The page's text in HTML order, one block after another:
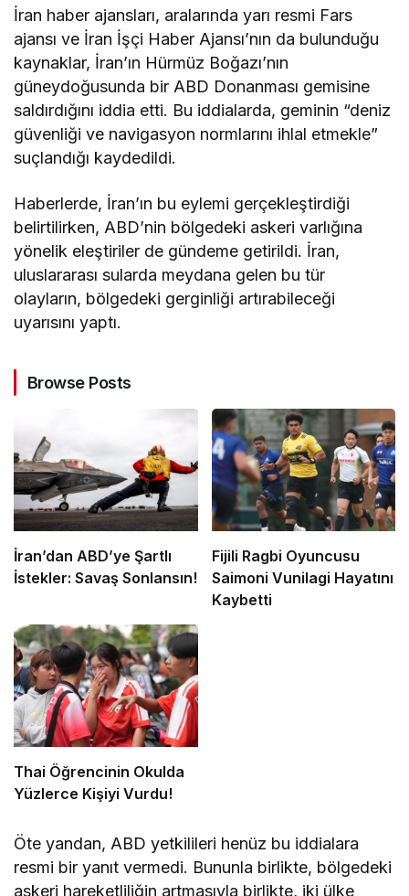
İran haber ajansları, aralarında yarı resmi Fars
ajansı ve İran İşçi Haber Ajansı’nın da bulunduğu
kaynaklar, İran’ın Hürmüz Boğazı’nın
güneydoğusunda bir ABD Donanması gemisine
saldırdığını iddia etti. Bu iddialarda, geminin “deniz
güvenliği ve navigasyon normlarını ihlal etmekle”
suçlandığı kaydedildi.
Haberlerde, İran’ın bu eylemi gerçekleştirdiği
belirtilirken, ABD’nin bölgedeki askeri varlığına
yönelik eleştiriler de gündeme getirildi. İran,
uluslararası sularda meydana gelen bu tür
olayların, bölgedeki gerginliği artırabileceği
uyarısını yaptı.
Browse Posts
İran’dan ABD’ye Şartlı
İstekler: Savaş Sonlansın!
Fijili Ragbi Oyuncusu
Saimoni Vunilagi Hayatını
Kaybetti
Thai Öğrencinin Okulda
Yüzlerce Kişiyi Vurdu!
Öte yandan, ABD yetkilileri henüz bu iddialara
resmi bir yanıt vermedi. Bununla birlikte, bölgedeki
askeri hareketliliğin artmasıyla birlikte, iki ülke